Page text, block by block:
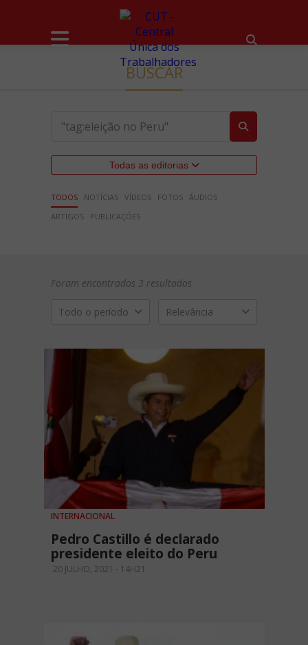
BUSCAR
Todas as editorias
TODOS NOTÍCIAS VÍDEOS FOTOS ÁUDIOS
ARTIGOS
PUBLICAÇÕES
Foram encontrados 3 resultados
Todo o período Relevância
INTERNACIONAL
Pedro Castillo é declarado
presidente eleito do Peru
20 JULHO, 2021 - 14H21